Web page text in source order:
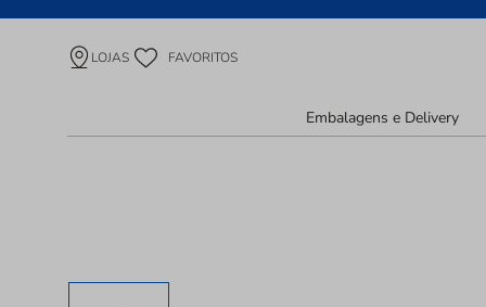
LOJAS FAVORITOS
Embalagens e Delivery